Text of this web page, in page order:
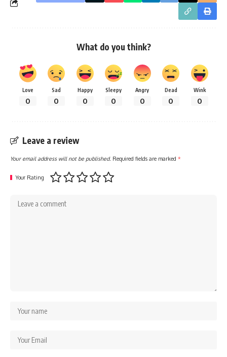
What do you think?
Love
0
Sad
0
Happy
0
Sleepy
0
Angry
0
Dead
0
Wink
0
Leave a review
Your email address will not be published. Required fields are marked *
Your Rating